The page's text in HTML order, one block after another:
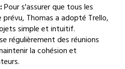
Pour s'assurer que tous les
Thomas a adopté Trello,
simple et intuitif.
régulièrement des réunions
la cohésion et